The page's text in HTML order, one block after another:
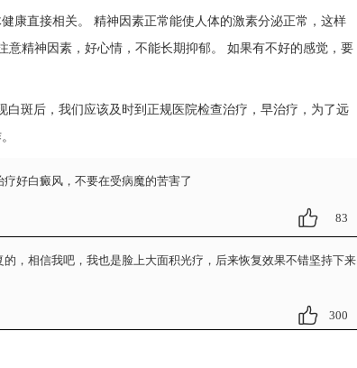
直接相关。 精神因素正常能使人体的激素分泌正常，这样
精神因素，好心情，不能长期抑郁。 如果有不好的感觉，要
斑后，我们应该及时到正规医院检查治疗，早治疗，为了远
好白癜风，不要在受病魔的苦害了
83
，相信我吧，我也是脸上大面积光疗，后来恢复效果不错坚持下来
300